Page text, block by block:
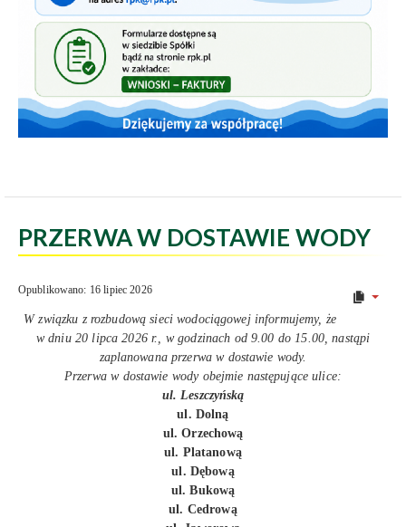
PRZERWA W DOSTAWIE WODY
Opublikowano: 16 lipiec 2026
W związku z rozbudową sieci wodociągowej informujemy, że
w dniu 20 lipca 2026 r., w godzinach od 9.00 do 15.00, nastąpi
zaplanowana przerwa w dostawie wody.
Przerwa w dostawie wody obejmie następujące ulice:
ul. Leszczyńską
ul. Dolną
ul. Orzechową
ul. Platanową
ul. Dębową
ul. Bukową
ul. Cedrową